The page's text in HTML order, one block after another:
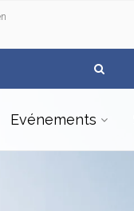
Evénements